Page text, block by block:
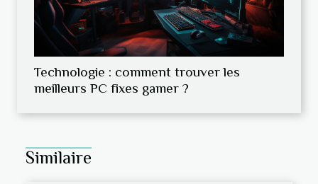
Technologie : comment trouver les
meilleurs PC fixes gamer ?
Similaire